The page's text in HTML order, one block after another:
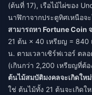
(ต้นที่ 17), เรือไม้ไผ่ของ
นาฬิกาจากประตูทิศเหนือจ
สามารถหา Fortune Coin
21 ต้น × 40 เหรียญ = 840
น. ตามเวลาเซิร์ฟเวอร์ ตล
(เกินกว่า 2,200 เหรียญที่ต้
ต้นไม้สมบัติมงคลจะเกิดให
ใช่ ต้นไม้ทั้ง 21 ต้นจะเกิดใ